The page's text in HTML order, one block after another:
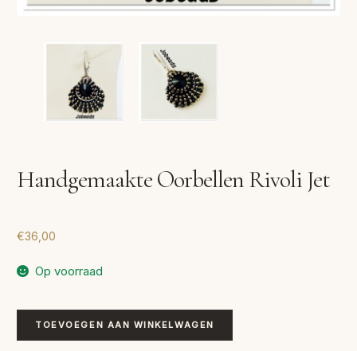
Handgemaakte Oorbellen Rivoli Jet
€36,00
Op voorraad
Handgemaakte
Oorbellen
TOEVOEGEN AAN WINKELWAGEN